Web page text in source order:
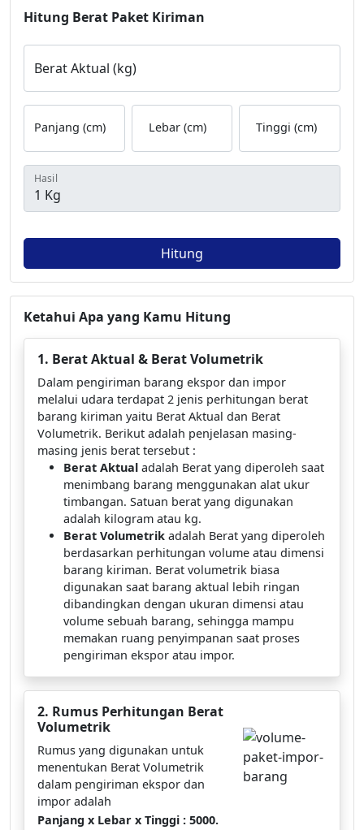
Hitung Berat Paket Kiriman
Berat Aktual (kg)
Panjang (cm) Lebar (cm) Tinggi (cm)
Hasil
Hitung
Ketahui Apa yang Kamu Hitung
1. Berat Aktual & Berat Volumetrik
Dalam pengiriman barang ekspor dan impor
melalui udara terdapat 2 jenis perhitungan berat
barang kiriman yaitu Berat Aktual dan Berat
Volumetrik. Berikut adalah penjelasan masing-
masing jenis berat tersebut :
Berat Aktual adalah Berat yang diperoleh saat
menimbang barang menggunakan alat ukur
timbangan. Satuan berat yang digunakan
adalah kilogram atau kg.
Berat Volumetrik adalah Berat yang diperoleh
berdasarkan perhitungan volume atau dimensi
barang kiriman. Berat volumetrik biasa
digunakan saat barang aktual lebih ringan
dibandingkan dengan ukuran dimensi atau
volume sebuah barang, sehingga mampu
memakan ruang penyimpanan saat proses
pengiriman ekspor atau impor.
2. Rumus Perhitungan Berat
Volumetrik
Rumus yang digunakan untuk
menentukan Berat Volumetrik
dalam pengiriman ekspor dan
impor adalah
Panjang x Lebar x Tinggi : 5000.